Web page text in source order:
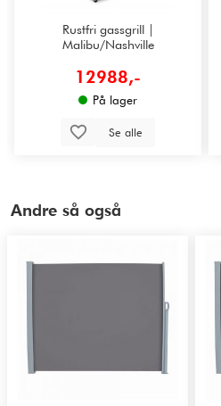
Rustfri gassgrill |
Malibu/Nashville
12988,-
På lager
Se alle
Andre så også